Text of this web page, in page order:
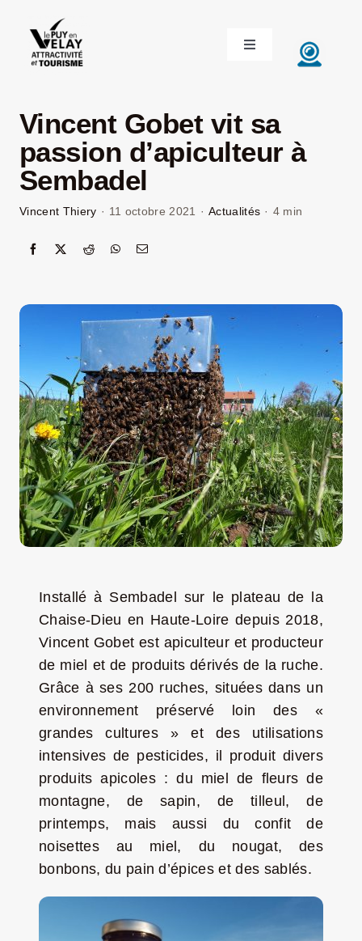
contenu
Toggle
Navigation
DÉCOUVRIR LE VELAY
INVESTIR EN VELAY
ÉTUDIER EN VELAY
LE VELAY RECRUTE
LA ROUTE DES PRODUCTEURS
NOUS CONTACTER
Rechercher:
Jeu concours – Gagnez votre bûche de Noël 2025
Vincent Gobet vit sa
passion d’apiculteur à
Sembadel
Vincent Thiery · 11 octobre 2021 · Actualités · 4 min
Installé à Sembadel sur le plateau de la
Chaise-Dieu en Haute-Loire depuis 2018,
Vincent Gobet est apiculteur et producteur
de miel et de produits dérivés de la ruche.
Grâce à ses 200 ruches, situées dans un
environnement préservé loin des «
grandes cultures » et des utilisations
intensives de pesticides, il produit divers
produits apicoles : du miel de fleurs de
montagne, de sapin, de tilleul, de
printemps, mais aussi du confit de
noisettes au miel, du nougat, des
bonbons, du pain d’épices et des sablés.